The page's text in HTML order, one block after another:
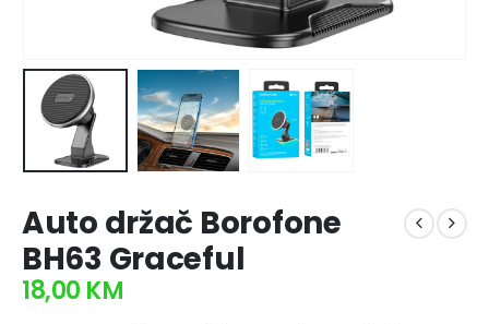
Auto držač Borofone
BH63 Graceful
18,00 KM